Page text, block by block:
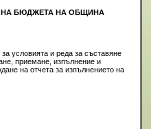
НА БЮДЖЕТА НА ОБЩИНА
условията и реда за съставяне
приемане, изпълнение и
на отчета за изпълнението на